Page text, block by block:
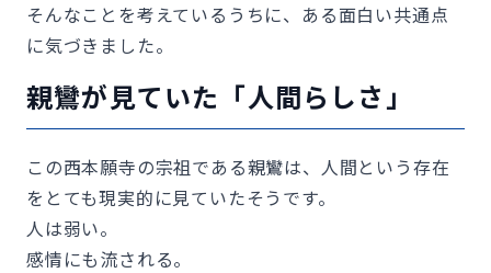
そんなことを考えているうちに、ある面白い共通点
に気づきました。
親鸞が見ていた「人間らしさ」
この西本願寺の宗祖である親鸞は、人間という存在
をとても現実的に見ていたそうです。
人は弱い。
感情にも流される。